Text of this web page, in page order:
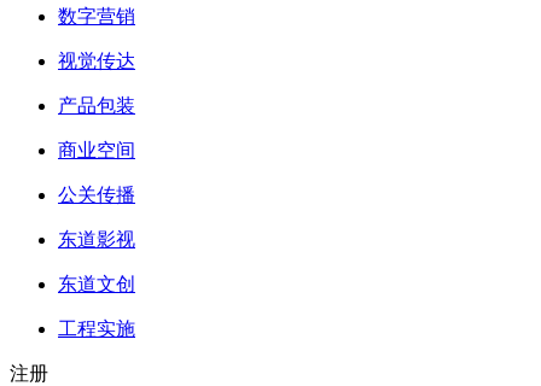
数字营销
视觉传达
产品包装
商业空间
公关传播
东道影视
东道文创
工程实施
注册